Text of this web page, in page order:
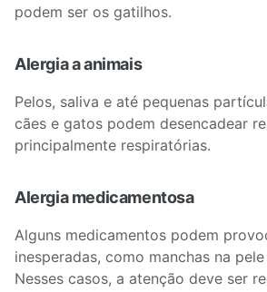
podem ser os gatilhos.
Alergia a animais
Pelos, saliva e até pequenas
cães e gatos podem desencadear
principalmente respiratórias.
Alergia medicamentosa
Alguns medicamentos podem
inesperadas, como manchas na
Nesses casos, a atenção deve ser